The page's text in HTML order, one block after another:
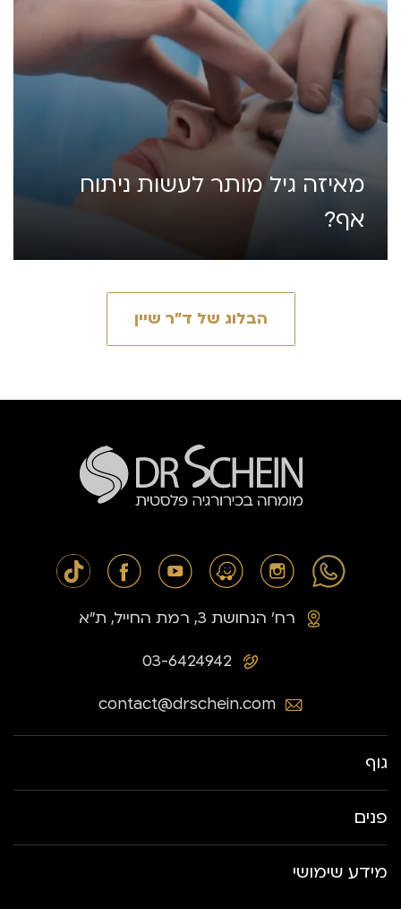
מאיזה גיל מותר לעשות ניתוח
אף?
הבלוג של ד״ר שיין
03-6424942
רח׳ הנחושת 3, רמת החייל, ת״א
contact@drschein.com
גוף
פנים
מידע שימושי